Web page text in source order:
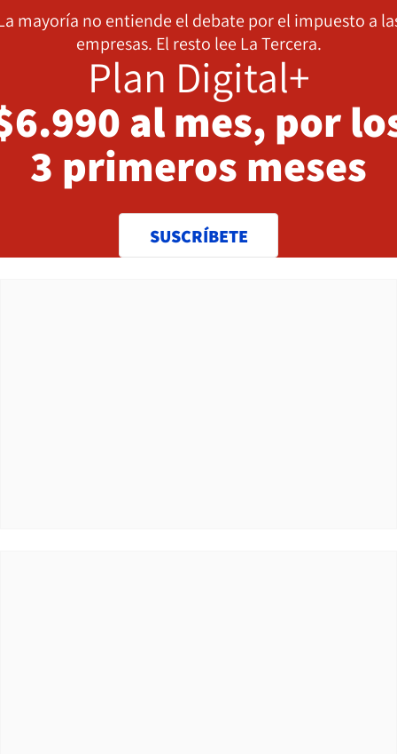
mayoría no entiende el debate por el impuesto a
empresas. El resto lee La Tercera.
Plan Digital+
al mes, por
3 primeros meses
SUSCRÍBETE